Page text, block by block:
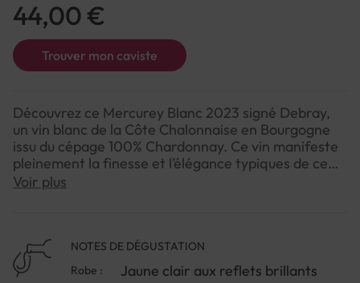
Trouver mon caviste
44,00 €
Découvrez ce Mercurey Blanc 2023 signé Debray,
un vin blanc de la Côte Chalonnaise en Bourgogne
issu du cépage 100% Chardonnay. Ce vin manifeste
pleinement la finesse et l’élégance typiques de ce
terroir argilo-calcaire, avec un équilibre
quelques notes florales subtiles qui évoquent les
fleurs blanches. En bouche, sa texture est
Voir plus
NOTES DE DÉGUSTATION
Robe :
Jaune clair aux reflets brillants